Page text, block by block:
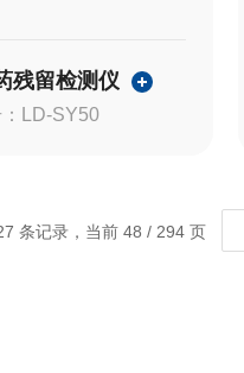
残留检测仪
LD-SY50
条记录，当前 48 / 294 页